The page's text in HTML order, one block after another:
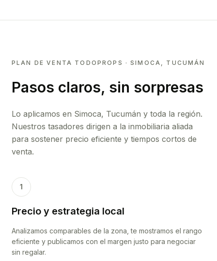
PLAN DE VENTA TODOPROPS ·SIMOCA, TUCUMÁN
Pasos claros, sin sorpresas
Lo aplicamos en Simoca, Tucumán y toda la región.
Nuestros tasadores dirigen a la inmobiliaria aliada
para sostener precio eficiente y tiempos cortos de
venta.
1
Precio y estrategia local
Analizamos comparables de la zona, te mostramos el rango
eficiente y publicamos con el margen justo para negociar
sin regalar.